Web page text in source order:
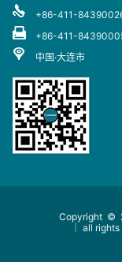
+86-411-
+86-411-
中国·大连市
Copyright ©
｜ all